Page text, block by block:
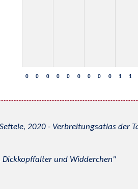
0 0 0 0 0 0 0 0 0 1 1
2020 - Verbreitungsatlas der
und Widderchen